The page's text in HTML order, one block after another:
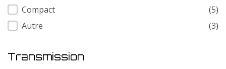
Compact
(5)
Autre
(3)
Transmission